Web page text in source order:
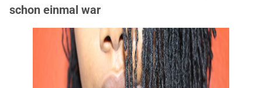
schon einmal war